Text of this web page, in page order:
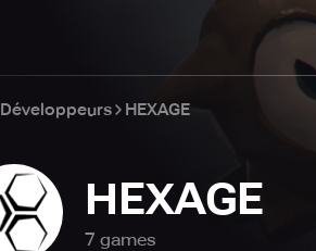
Développeurs HEXAGE
HEXAGE
7 games